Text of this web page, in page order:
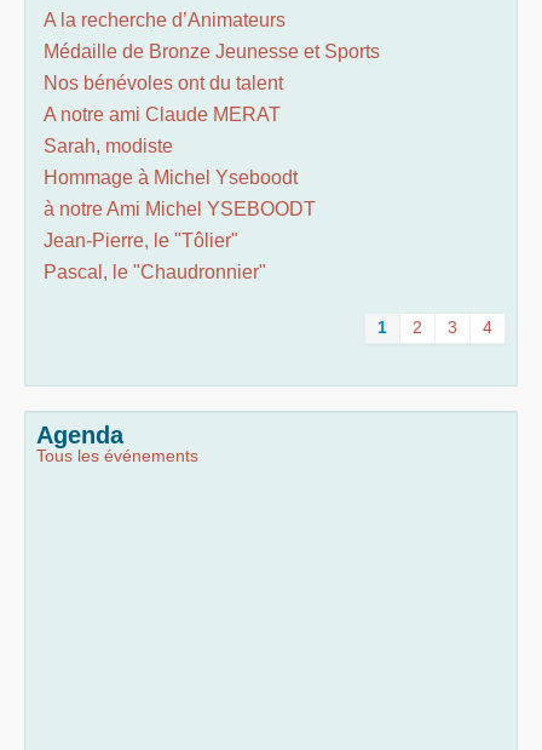
A la recherche d’Animateurs
Médaille de Bronze Jeunesse et Sports
Nos bénévoles ont du talent
A notre ami Claude MERAT
Sarah, modiste
Hommage à Michel Yseboodt
à notre Ami Michel YSEBOODT
Jean-Pierre, le "Tôlier"
Pascal, le "Chaudronnier"
1 2 3 4
Agenda
Tous les événements